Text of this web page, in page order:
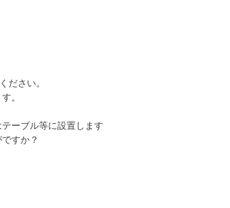
ださい。
。
ーブル等に設置します
すか？